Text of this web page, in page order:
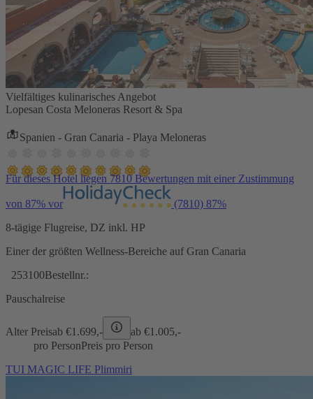
Vielfältiges kulinarisches Angebot
Lopesan Costa Meloneras Resort & Spa
Spanien - Gran Canaria - Playa Meloneras
Für dieses Hotel liegen 7810 Bewertungen mit einer Zustimmung
von 87% vor (7810) 87%
8-tägige Flugreise, DZ inkl. HP
Einer der größten Wellness-Bereiche auf Gran Canaria
253100Bestellnr.:
Pauschalreise
Alter Preisab €1.699,- ab €1.005,-
pro PersonPreis pro Person
TUI MAGIC LIFE Plimmiri